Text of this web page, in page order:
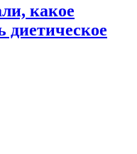
какое
диетическое